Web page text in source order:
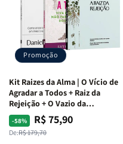
Promoção
Kit Raizes da Alma | O Vício de
Agradar a Todos + Raiz da
Rejeição + O Vazio da
Insatisfação.
-58%
Preço
normal
De:R$ 179,70
Preço
promocional
R$ 75,90